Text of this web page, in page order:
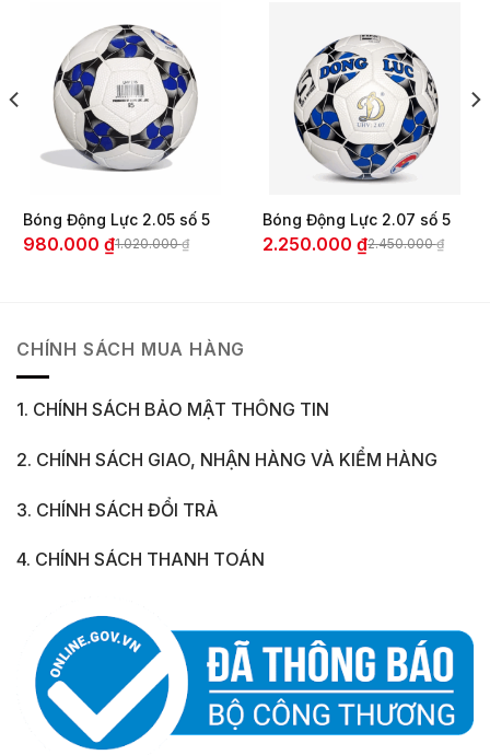
Bóng Động Lực 2.05 số 5
1.020.000₫
Giá
980.000 ₫
Giá
980.000 ₫.
Bóng Động Lực 2.07 số 5
2.450.000₫
Giá
2.250.000 ₫
Giá
CHÍNH SÁCH MUA HÀNG
1. CHÍNH SÁCH BẢO MẬT THÔNG TIN
2. CHÍNH SÁCH GIAO, NHẬN HÀNG VÀ KIỂM HÀNG
3. CHÍNH SÁCH ĐỔI TRẢ
4. CHÍNH SÁCH THANH TOÁN